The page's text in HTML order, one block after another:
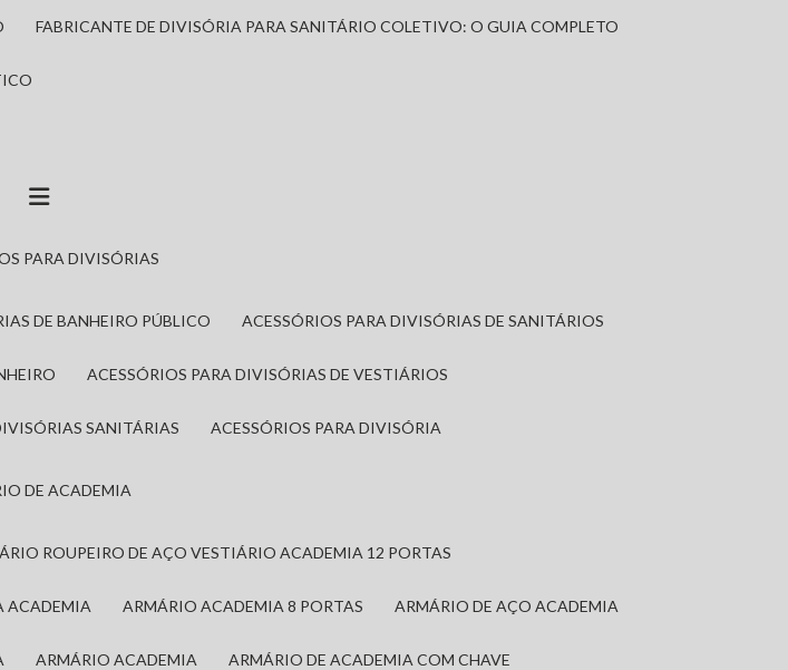
FABRICANTE DE DIVISÓRIA PARA SANITÁRIO COLETIVO: O GUIA COMPLETO
PARA DIVISÓRIAS
DE BANHEIRO PÚBLICO ACESSÓRIOS PARA DIVISÓRIAS DE SANITÁRIOS
ACESSÓRIOS PARA DIVISÓRIAS DE VESTIÁRIOS
SANITÁRIAS ACESSÓRIOS PARA DIVISÓRIA
DE ACADEMIA
ROUPEIRO DE AÇO VESTIÁRIO ACADEMIA 12 PORTAS
ACADEMIA ARMÁRIO ACADEMIA 8 PORTAS ARMÁRIO DE AÇO ACADEMIA
ARMÁRIO ACADEMIA ARMÁRIO DE ACADEMIA COM CHAVE